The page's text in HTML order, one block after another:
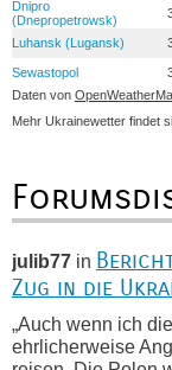
Dnipro
(Dnepropetrowsk)
Luhansk (Lugansk)
Sewastopol
Daten von
Mehr Ukrainewetter findet
julib77 in
Zug in die
„Auch wenn ich
ehrlicherweise